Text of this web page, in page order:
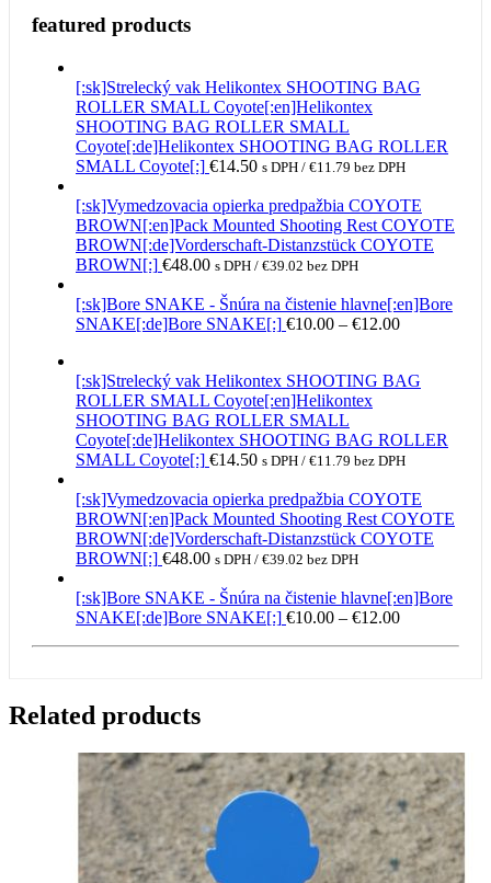
featured products
[:sk]Strelecký vak Helikontex SHOOTING BAG
ROLLER SMALL Coyote[:en]Helikontex
SHOOTING BAG ROLLER SMALL
Coyote[:de]Helikontex SHOOTING BAG ROLLER
SMALL Coyote[:] €14.50 s DPH / €11.79 bez DPH
[:sk]Vymedzovacia opierka predpažbia COYOTE
BROWN[:en]Pack Mounted Shooting Rest COYOTE
BROWN[:de]Vorderschaft-Distanzstück COYOTE
BROWN[:] €48.00 s DPH / €39.02 bez DPH
[:sk]Bore SNAKE - Šnúra na čistenie hlavne[:en]Bore
SNAKE[:de]Bore SNAKE[:] €10.00 – €12.00Price
through
[:sk]Strelecký vak Helikontex SHOOTING BAG
ROLLER SMALL Coyote[:en]Helikontex
SHOOTING BAG ROLLER SMALL
Coyote[:de]Helikontex SHOOTING BAG ROLLER
SMALL Coyote[:] €14.50 s DPH / €11.79 bez DPH
[:sk]Vymedzovacia opierka predpažbia COYOTE
BROWN[:en]Pack Mounted Shooting Rest COYOTE
BROWN[:de]Vorderschaft-Distanzstück COYOTE
BROWN[:] €48.00 s DPH / €39.02 bez DPH
[:sk]Bore SNAKE - Šnúra na čistenie hlavne[:en]Bore
SNAKE[:de]Bore SNAKE[:] €10.00 – €12.00Price
Related products